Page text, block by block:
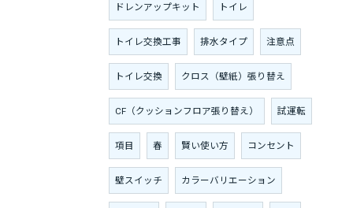
ドレンアップキット トイレ
トイレ交換工事 排水タイプ 注意点
トイレ交換 クロス（壁紙）張り替え
CF（クッションフロア張り替え） 試運転
項目 春 賢い使い方 コンセント
壁スイッチ カラーバリエーション